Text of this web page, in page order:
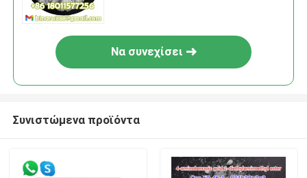
Να συνεχίσει
Συνιστώμενα προϊόντα